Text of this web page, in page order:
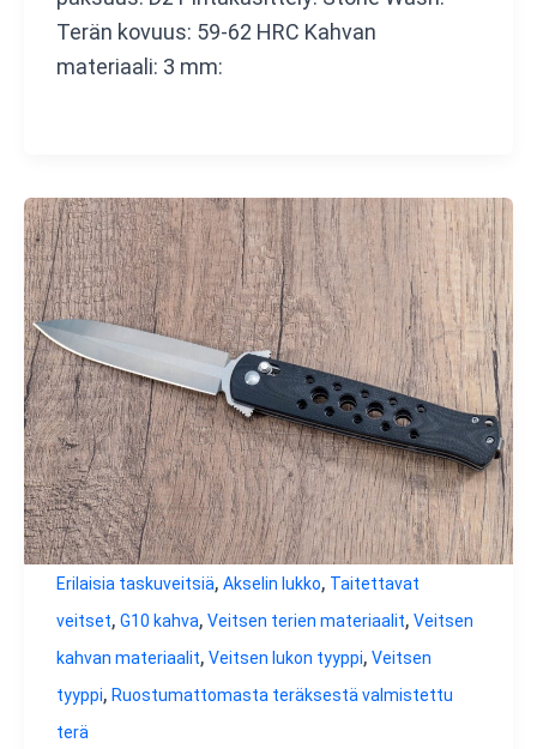
Terän kovuus: 59-62 HRC Kahvan
materiaali: 3 mm:
Erilaisia taskuveitsiä, Akselin lukko, Taitettavat
veitset, G10 kahva, Veitsen terien materiaalit, Veitsen
kahvan materiaalit, Veitsen lukon tyyppi, Veitsen
tyyppi, Ruostumattomasta teräksestä valmistettu
terä